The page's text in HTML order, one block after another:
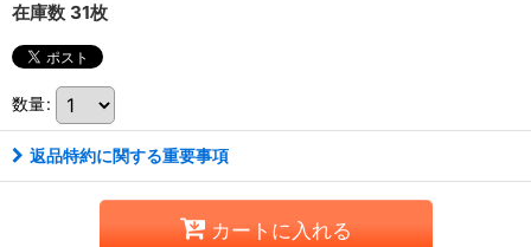
在庫数 31枚
数量:
返品特約に関する重要事項
カートに入れる